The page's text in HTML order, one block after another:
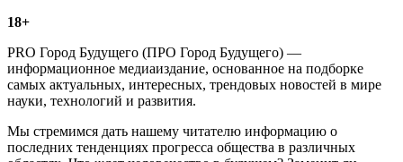
18+
PRO Город Будущего (ПРО Город Будущего) —
информационное медиаиздание, основанное на подборке
самых актуальных, интересных, трендовых новостей в мире
науки, технологий и развития.
Мы стремимся дать нашему читателю информацию о
последних тенденциях прогресса общества в различных